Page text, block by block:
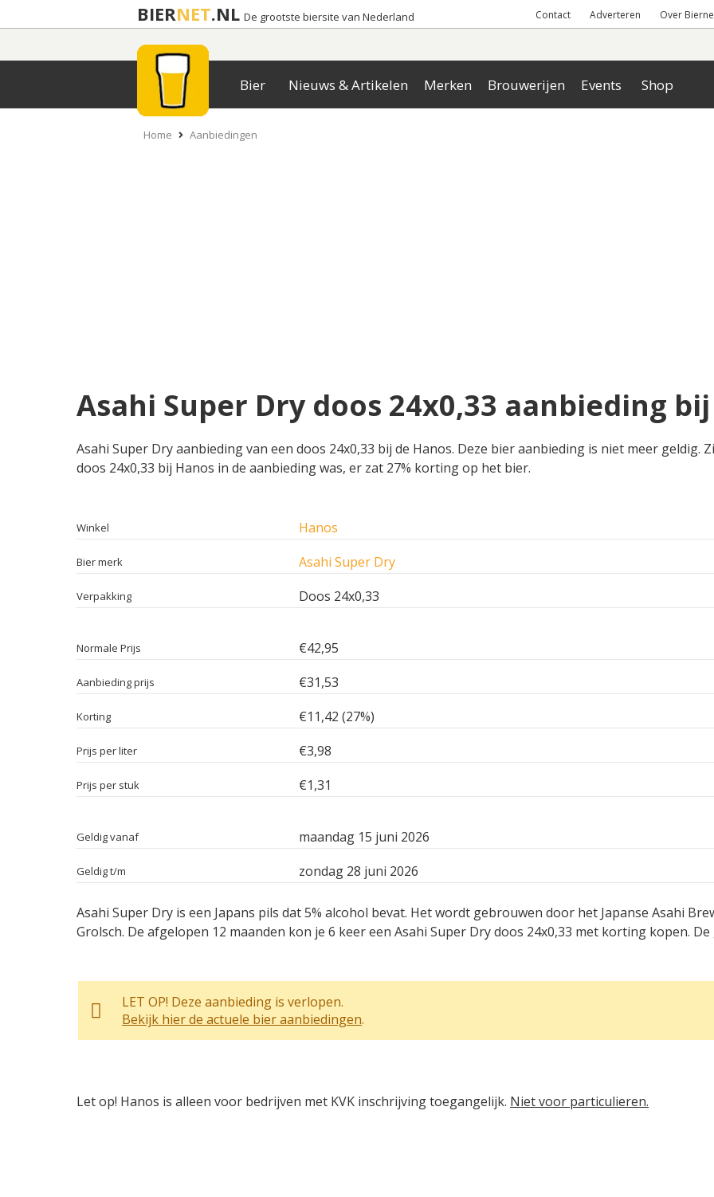
BIERNET.NL De grootste biersite van Nederland Contact Adverteren Over
Bier Nieuws & Artikelen Merken Brouwerijen Events Shop
Home Aanbiedingen
Asahi Super Dry doos 24x0,33 aanbieding
Asahi Super Dry aanbieding van een doos 24x0,33 bij de Hanos. Deze bier aanbieding is niet meer geldig.
doos 24x0,33 bij Hanos in de aanbieding was, er zat 27% korting op het bier.
Winkel Hanos
Bier merk Asahi Super Dry
Verpakking Doos 24x0,33
Normale Prijs €42,95
Aanbieding prijs €31,53
Korting €11,42 (27%)
Prijs per liter €3,98
Prijs per stuk €1,31
Geldig vanaf maandag 15 juni 2026
Geldig t/m zondag 28 juni 2026
Asahi Super Dry is een Japans pils dat 5% alcohol bevat. Het wordt gebrouwen door het Japanse Asahi
Grolsch. De afgelopen 12 maanden kon je 6 keer een Asahi Super Dry doos 24x0,33 met korting kopen.
LET OP! Deze aanbieding is verlopen.
Bekijk hier de actuele bier aanbiedingen.
Let op! Hanos is alleen voor bedrijven met KVK inschrijving toegangelijk. Niet voor particulieren.